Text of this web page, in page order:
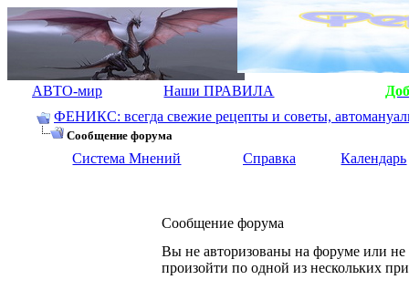
АВТО-мир Наши ПРАВИЛА
ФЕНИКС: всегда свежие рецепты и советы,
Сообщение форума
Система Мнений Справка Календарь
Сообщение форума
Вы не авторизованы на форуме или не
произойти по одной из нескольких